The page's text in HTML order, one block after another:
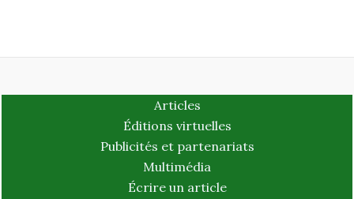
Articles
Éditions virtuelles
Publicités et partenariats
Multimédia
Écrire un article